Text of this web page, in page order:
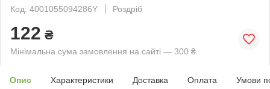
Код: 4001055094286Y
Роздріб
122 ₴
Мінімальна сума замовлення на сайті — 300 ₴
Опис Характеристики Доставка Оплата Умови